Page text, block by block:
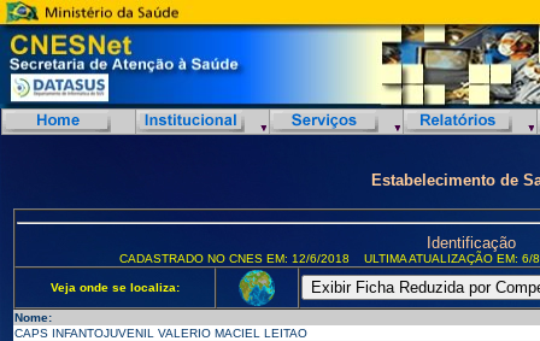
Estabelecimento de
Identificação
CADASTRADO NO CNES EM: 12/6/2018 ULTIMA ATUALIZAÇÃO EM:
Veja onde se localiza:
Nome:
CAPS INFANTOJUVENIL VALERIO MACIEL LEITAO